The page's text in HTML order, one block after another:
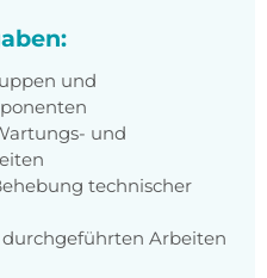
und
und
technischer
Arbeiten